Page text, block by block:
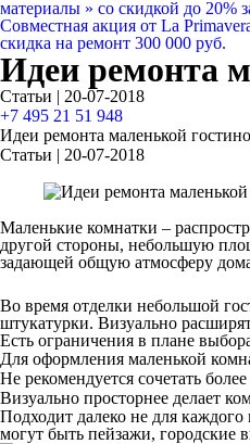
материалы » со скидкой до 20%
Совместная акция от La
скидка на ремонт 300 000 руб.
Идеи ремонта
Статьи | 20-07-2018
+7 495 21 51 948
Идеи ремонта маленькой
Статьи | 20-07-2018
Маленькие комнатки –
другой стороны, небольшую
задающей общую атмосферу
Во время отделки небольшой
штукатурки. Визуально
Есть ограничения в плане
Для оформления маленькой
Не рекомендуется сочетать
Визуально просторнее делает
Подходит далеко не для
могут быть пейзажи, городские